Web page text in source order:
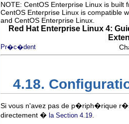
NOTE: CentOS Enterprise Linux is
CentOS Enterprise Linux is compatible
and CentOS Enterprise Linux.
Red Hat Enterprise Linux 4:
Pr�c�dent
4.18.
Si vous n'avez pas de p�riph�rique
directement � la Section 4.19